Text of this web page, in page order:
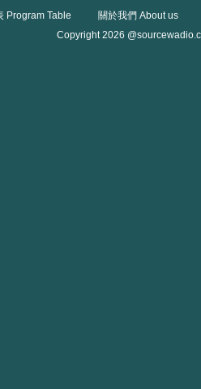
Program Table
關於我們 About us
Copyright 2026